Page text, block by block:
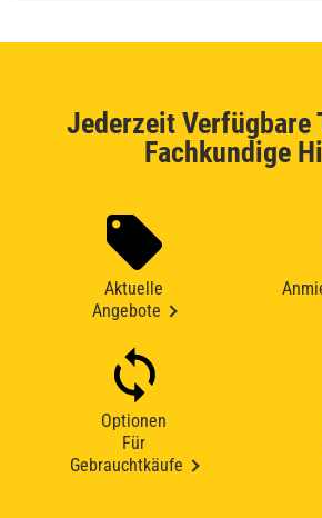
Jederzeit Verfügbare
Fachkundige
Aktuelle
Angebote
Optionen
Für
Gebrauchtkäufe